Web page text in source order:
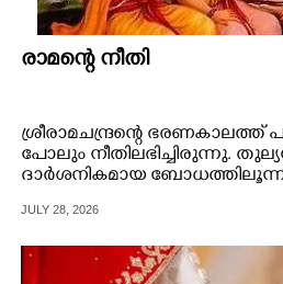
രാമന്റെ നീതി
ശ്രീരാമചന്ദ്രന്റെ ഭരണകാലത്ത്
പോലും നീതിലഭിച്ചിരുന്നു.
ദാർശനികമായ
JULY 28, 2026